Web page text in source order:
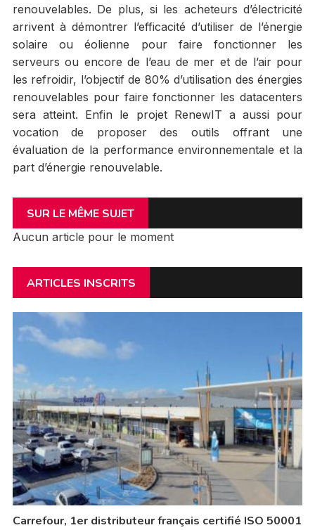
renouvelables. De plus, si les acheteurs d’électricité
arrivent à démontrer l’efficacité d’utiliser de l’énergie
solaire ou éolienne pour faire fonctionner les
serveurs ou encore de l’eau de mer et de l’air pour
les refroidir, l’objectif de 80% d’utilisation des énergies
renouvelables pour faire fonctionner les datacenters
sera atteint. Enfin le projet RenewIT a aussi pour
vocation de proposer des outils offrant une
évaluation de la performance environnementale et la
part d’énergie renouvelable.
SUR LE MÊME SUJET
Aucun article pour le moment
ARTICLES INSCRITS
Carrefour, 1er distributeur français certifié ISO 50001